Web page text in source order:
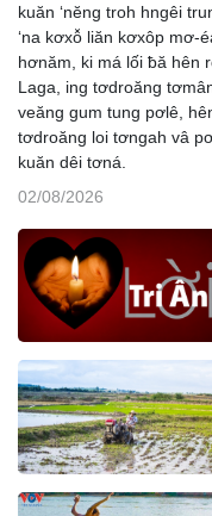
kuăn ‘nĕng troh hngêi
‘na kơxô̆ liăn kơxôp mơ-
hơnăm, ki má lối ƀă hên
Laga, ing tơdroăng
veăng gum tung pơlê,
tơdroăng loi tơngah vâ
kuăn dêi tơná.
02/08/2026